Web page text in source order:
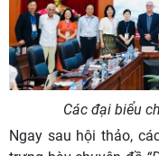
Các đại biểu
Ngay sau hội thảo,